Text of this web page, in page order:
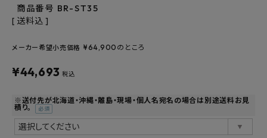
ご利用ガイド
よくあるご質問
お問い合わせ
メルマガ登録
商品番号 BR-ST35
送料込
メーカー希望小売価格 ¥ 64,900 のところ
¥44,693 税込
※送付先が北海道・沖縄・離島・現場・個人名宛名の場合は別途送料お見
積り。
(必
須)